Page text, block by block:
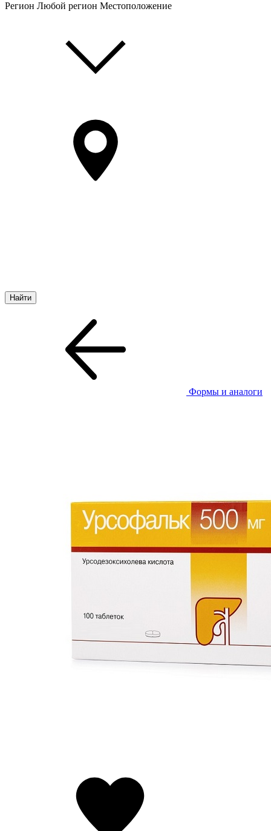
Регион Любой регион Местоположение
Формы и аналоги